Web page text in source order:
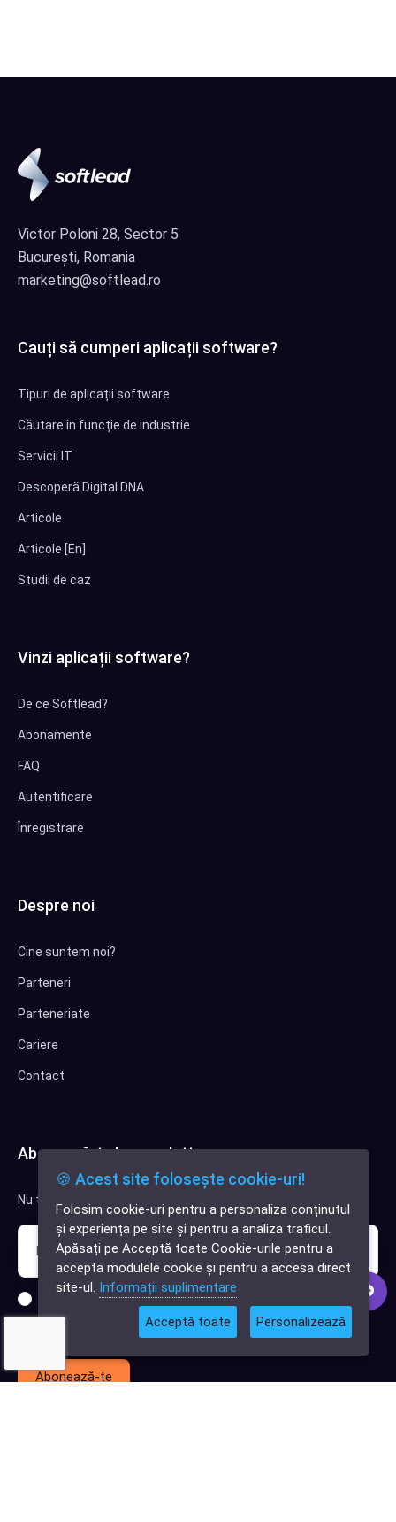
✕
Cauți o aplicație
software?
Victor Poloni 28, Sector 5
București, Romania
marketing@softlead.ro
Cauți să cumperi aplicații software?
Tipuri de aplicații software
Căutare în funcție de industrie
Servicii IT
Descoperă Digital DNA
Articole
Articole [En]
Studii de caz
Vinzi aplicații software?
De ce Softlead?
Abonamente
FAQ
Autentificare
Înregistrare
Despre noi
Cine suntem noi?
Parteneri
Parteneriate
Cariere
Contact
Abonează-te la newsletter
Nu trimitem spam, deci nu îți face griji.
Sunt interesat de clienți pentru compania mea IT
Sunt interesat de achiziții software
Abonează-te
🍪 Acest site folosește cookie-uri!
Folosim cookie-uri pentru a personaliza conținutul
și experiența pe site și pentru a analiza traficul.
Apăsați pe Acceptă toate Cookie-urile pentru a
accepta modulele cookie și pentru a accesa direct
site-ul. Informații suplimentare
Acceptă toate Personalizează